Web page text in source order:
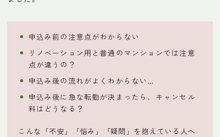
申込み前の注意点がわからない
リノベーション用と普通のマンションでは注意
点が違うの？
申込み後の流れがよくわからない…
申込み後に急な転勤が決まったら、キャンセル
料はどうなる？
こんな「不安」「悩み」「疑問」を抱えている人へ